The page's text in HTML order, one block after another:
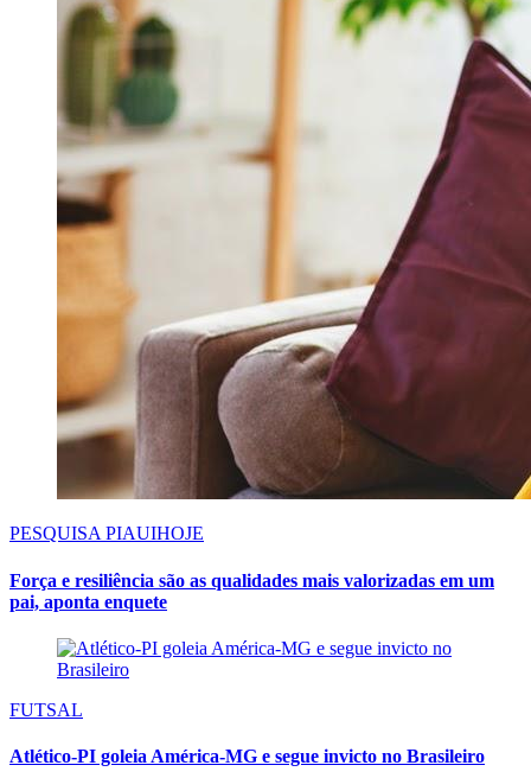
PESQUISA PIAUIHOJE
Força e resiliência são as qualidades mais valorizadas em um
pai, aponta enquete
FUTSAL
Atlético-PI goleia América-MG e segue invicto no Brasileiro